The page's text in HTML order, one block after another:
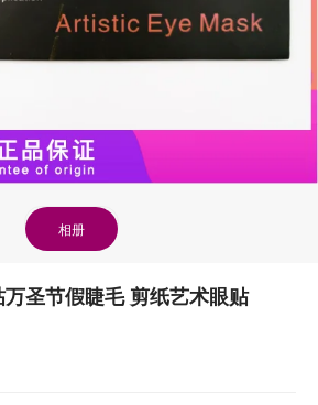
相册
圣节假睫毛 剪纸艺术眼贴